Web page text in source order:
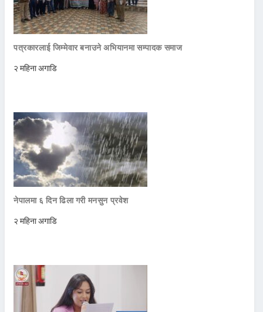
पत्रकारलाई जिम्मेवार बनाउने अभियानमा सम्पादक समाज
२ महिना अगाडि
नेपालमा ६ दिन ढिला गरी मनसुन प्रवेश
२ महिना अगाडि